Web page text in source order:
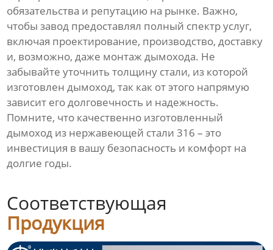
обязательства и репутацию на рынке. Важно,
чтобы завод предоставлял полный спектр услуг,
включая проектирование, производство, доставку
и, возможно, даже монтаж дымохода. Не
забывайте уточнить толщину стали, из которой
изготовлен дымоход, так как от этого напрямую
зависит его долговечность и надежность.
Помните, что качественно изготовленный
дымоход из нержавеющей стали 316 – это
инвестиция в вашу безопасность и комфорт на
долгие годы.
Соответствующая
Продукция